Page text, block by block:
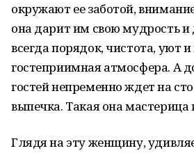
окружают ее заботой,
она дарит им свою мудрость и
всегда порядок, чистота, уют
гостеприимная атмосфера. А
гостей непременно ждет на
выпечка. Такая она мастерица
Глядя на эту женщину,